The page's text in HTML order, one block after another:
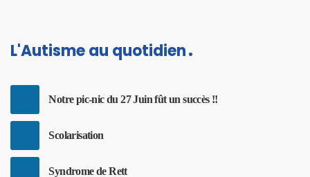
L'Autisme au quotidien
Notre pic-nic du 27 Juin fût un succès !!
Scolarisation
Syndrome de Rett